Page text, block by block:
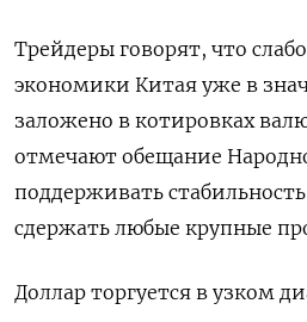
Трейдеры говорят, что
экономики Китая уже в
заложено в котировках
отмечают обещание
поддерживать
сдержать любые крупные
Доллар торгуется в узком